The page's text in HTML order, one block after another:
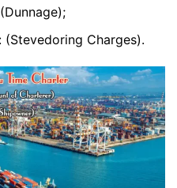
Charges).